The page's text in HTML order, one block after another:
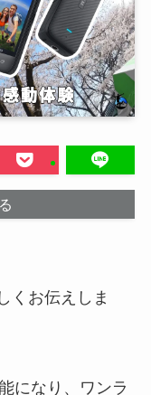
くお伝えしま
になり、ワンラ